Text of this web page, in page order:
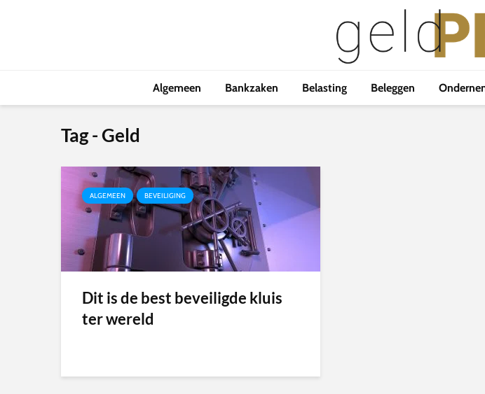
Algemeen Bankzaken Belasting Beleggen
Tag - Geld
ALGEMEEN BEVEILIGING
Dit is de best beveiligde kluis
ter wereld